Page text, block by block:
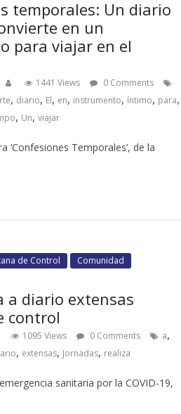
temporales: Un diario
en un
para viajar en el
1441 Views
0 Comments
, diario, El, en, instrumento, íntimo, para,
, Un, viajar
Temporales’, de la
de Control
Comunidad
a diario extensas
control
1095 Views 0 Comments a,
, extensas, Jornadas, realiza
sanitaria por la COVID-19,